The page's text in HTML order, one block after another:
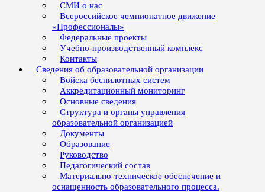
СМИ о нас
Всероссийское чемпионатное движение
«Профессионалы»
Федеральные проекты
Учебно-производственный комплекс
Контакты
Сведения об образовательной организации
Войска беспилотных систем
Аккредитационный мониторинг
Основные сведения
Структура и органы управления
образовательной организацией
Документы
Образование
Руководство
Педагогический состав
Материально-техническое обеспечение и
оснащенность образовательного процесса.